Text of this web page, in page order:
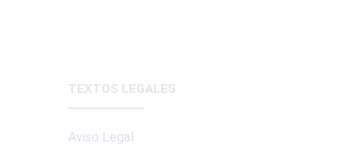
TEXTOS LEGALES
Aviso Legal